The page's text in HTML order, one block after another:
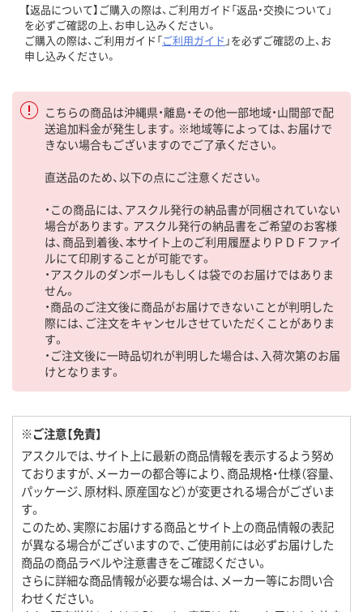
【返品について】ご購入の際は、ご利用ガイド「返品・交換について」
を必ずご確認の上、お申し込みください。
ご購入の際は、ご利用ガイド「ご利用ガイド 」を必ずご確認の上、お
申し込みください。
こちらの商品は沖縄県・離島・その他一部地域・山間部で配
送追加料金が発生します。※地域等によっては、お届けで
きない場合もございますのでご了承ください。
直送品のため、以下の点にご注意ください。
・この商品には、アスクル発行の納品書が同梱されていない
場合があります。アスクル発行の納品書をご希望のお客様
は、商品到着後、本サイト上のご利用履歴よりＰＤＦファイ
ルにて印刷することが可能です。
・アスクルのダンボールもしくは袋でのお届けではありま
せん。
・商品のご注文後に商品がお届けできないことが判明した
際には、ご注文をキャンセルさせていただくことがありま
す。
・ご注文後に一時品切れが判明した場合は、入荷次第のお届
けとなります。
※ご注意【免責】
アスクルでは、サイト上に最新の商品情報を表示するよう努め
ておりますが、メーカーの都合等により、商品規格・仕様（容量、
パッケージ、原材料、原産国など）が変更される場合がございま
す。
このため、実際にお届けする商品とサイト上の商品情報の表記
が異なる場合がございますので、ご使用前には必ずお届けした
商品の商品ラベルや注意書きをご確認ください。
さらに詳細な商品情報が必要な場合は、メーカー等にお問い合
わせください。